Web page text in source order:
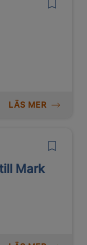
LÄS MER
Mark